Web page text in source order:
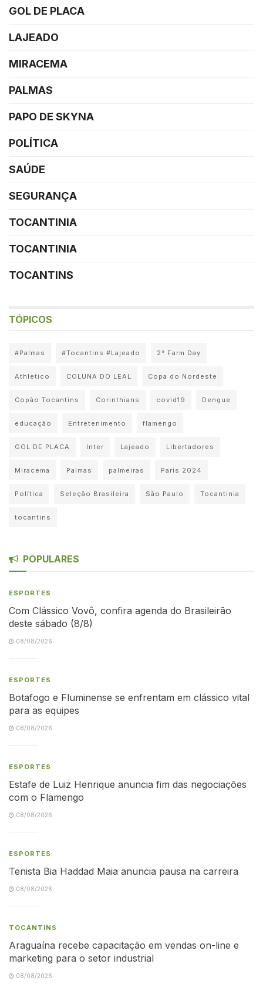
GOL DE PLACA
LAJEADO
MIRACEMA
PALMAS
PAPO DE SKYNA
POLÍTICA
SAÚDE
SEGURANÇA
TOCANTINIA
TOCANTINIA
TOCANTINS
TÓPICOS
#Palmas #Tocantins #Lajeado 2° Farm Day
Athletico COLUNA DO LEAL Copa do Nordeste
Copão Tocantins Corinthians covid19 Dengue
educação Entretenimento flamengo
GOL DE PLACA Inter Lajeado Libertadores
Miracema Palmas palmeiras Paris 2024
Política Seleção Brasileira São Paulo Tocantinia
tocantins
POPULARES
ESPORTES
Com Clássico Vovô, confira agenda do Brasileirão
deste sábado (8/8)
08/08/2026
ESPORTES
Botafogo e Fluminense se enfrentam em clássico vital
para as equipes
08/08/2026
ESPORTES
Estafe de Luiz Henrique anuncia fim das negociações
com o Flamengo
08/08/2026
ESPORTES
Tenista Bia Haddad Maia anuncia pausa na carreira
08/08/2026
TOCANTINS
Araguaína recebe capacitação em vendas on-line e
marketing para o setor industrial
08/08/2026